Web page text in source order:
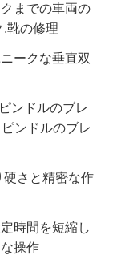
までの車両の
,靴の修理
ークな垂直双
ンドルのブレ
ンドルのブレ
さと精密な作
時間を短縮し
操作